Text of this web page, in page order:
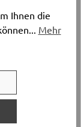
Korpus 9106
von Vifian ca.
Ihnen die
Mehr